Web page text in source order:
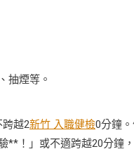
抽煙等。
越2新竹 入職健檢0分鐘
**！」或不適跨越20分鐘